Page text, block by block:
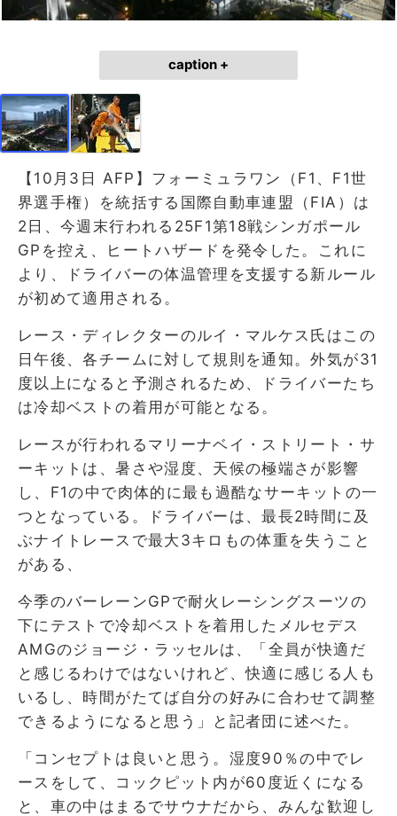
caption +
【10月3日 AFP】フォーミュラワン（F1、F1世
界選手権）を統括する国際自動車連盟（FIA）は
2日、今週末行われる25F1第18戦シンガポール
GPを控え、ヒートハザードを発令した。これに
より、ドライバーの体温管理を支援する新ルール
が初めて適用される。
レース・ディレクターのルイ・マルケス氏はこの
日午後、各チームに対して規則を通知。外気が31
度以上になると予測されるため、ドライバーたち
は冷却ベストの着用が可能となる。
レースが行われるマリーナベイ・ストリート・サ
ーキットは、暑さや湿度、天候の極端さが影響
し、F1の中で肉体的に最も過酷なサーキットの一
つとなっている。ドライバーは、最長2時間に及
ぶナイトレースで最大3キロもの体重を失うこと
がある、
今季のバーレーンGPで耐火レーシングスーツの
下にテストで冷却ベストを着用したメルセデス
AMGのジョージ・ラッセルは、「全員が快適だ
と感じるわけではないけれど、快適に感じる人も
いるし、時間がたてば自分の好みに合わせて調整
できるようになると思う」と記者団に述べた。
「コンセプトは良いと思う。湿度90％の中でレ
ースをして、コックピット内が60度近くになる
と、車の中はまるでサウナだから、みんな歓迎し